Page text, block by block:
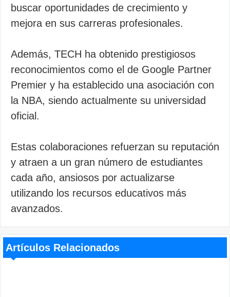
buscar oportunidades de crecimiento y
mejora en sus carreras profesionales.
Además, TECH ha obtenido prestigiosos
reconocimientos como el de Google Partner
Premier y ha establecido una asociación con
la NBA, siendo actualmente su universidad
oficial.
Estas colaboraciones refuerzan su reputación
y atraen a un gran número de estudiantes
cada año, ansiosos por actualizarse
utilizando los recursos educativos más
avanzados.
Artículos Relacionados